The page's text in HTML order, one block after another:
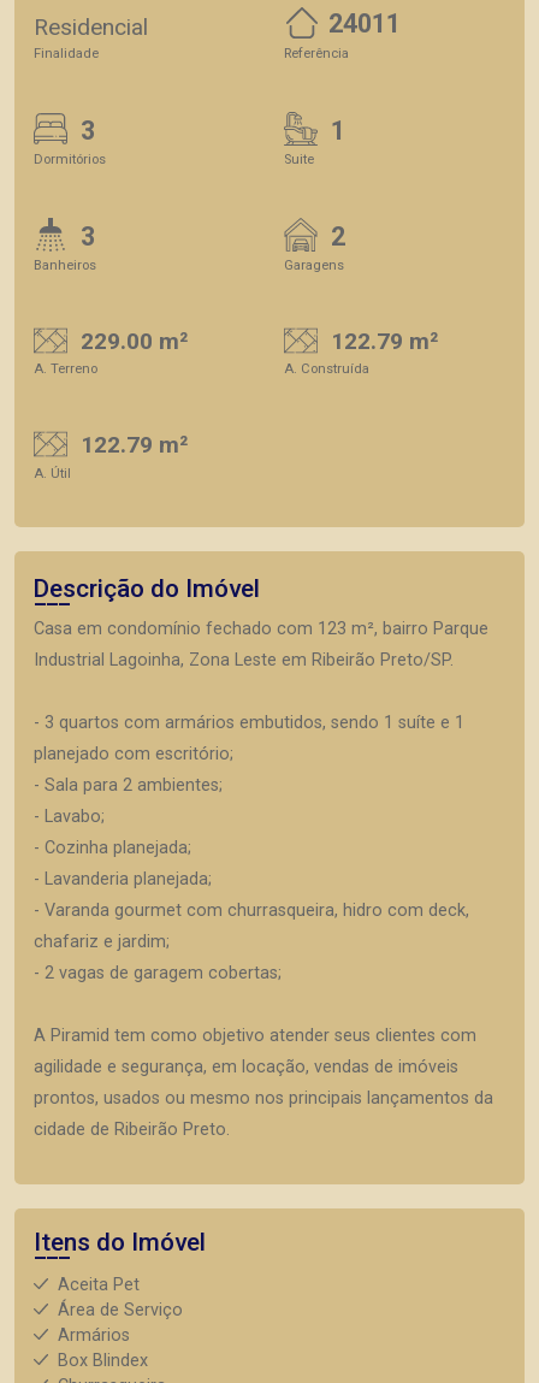
Residencial
Finalidade
24011
Referência
3
Dormitórios
1
Suite
3
Banheiros
2
Garagens
229.00 m²
A. Terreno
122.79 m²
A. Construída
122.79 m²
A. Útil
Descrição do Imóvel
Casa em condomínio fechado com 123 m², bairro Parque
Industrial Lagoinha, Zona Leste em Ribeirão Preto/SP.
- 3 quartos com armários embutidos, sendo 1 suíte e 1
planejado com escritório;
- Sala para 2 ambientes;
- Lavabo;
- Cozinha planejada;
- Lavanderia planejada;
- Varanda gourmet com churrasqueira, hidro com deck,
chafariz e jardim;
- 2 vagas de garagem cobertas;
A Piramid tem como objetivo atender seus clientes com
agilidade e segurança, em locação, vendas de imóveis
prontos, usados ou mesmo nos principais lançamentos da
cidade de Ribeirão Preto.
Itens do Imóvel
Aceita Pet
Área de Serviço
Armários
Box Blindex